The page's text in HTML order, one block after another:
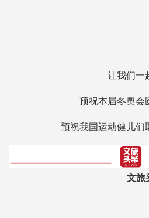
让我们一
预祝本届冬奥会
预祝我国运动健儿们
文旅